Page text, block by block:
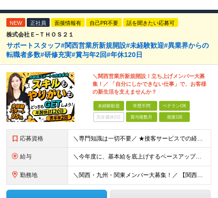
NEW 正社員 面接情報有 自己PR不要 話を聞きたい応募可
株式会社Ｅ−ＴＨＯＳ２１
サポートスタッフ#関西営業所新規開設#未経験歓迎#異業界からの
転職者多数#研修充実#賞与年2回#年休120日
＼関西営業所新規開設！立ち上げメンバー大募
集！／ 「自分にしかできない仕事」で、お客様
の新生活を支えませんか？
未経験歓迎 学歴不問 ベテランOK
完全週休2日 賞与複数月 面接1回
応募資格 ＼専門知識は一切不要／ ★接客サービスでの経験がある方は大歓迎！ ■未経験OK ■第二新卒歓迎 ■学歴不問 ＼こんな方にぴったりです／ ◇自分にしかできない仕事で誰かを喜ばせたい方 ◇日常でも活かせ
給与 ＼今年度に、基本給を底上げするベースアップを実施！／ ◆月給23.1万～40万円＋賞与年2回＋交通費全額支給 ※経験・資格・能力等を考慮の上、当社規定により優遇します。 ※上記の金額に加えて、時間外
勤務地 ＼関西・九州・関東メンバー大募集！／ 【関西営業所】 大阪府大阪市西区西本町1-7-21 ニシモトビル703 【九州営業所】 福岡県福岡市東区千早5-13-38 LeLien香椎参道4B 【本社